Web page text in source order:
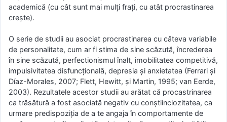
academică (cu cât sunt mai mulți frați, cu atât procrastinarea
crește).
O serie de studii au asociat procrastinarea cu câteva variabile
de personalitate, cum ar fi stima de sine scăzută, încrederea
în sine scăzută, perfectionismul înalt, imobilitatea competitivă,
impulsivitatea disfuncțională, depresia și anxietatea (Ferrari și
Díaz-Morales, 2007; Flett, Hewitt, și Martin, 1995; van Eerde,
2003). Rezultatele acestor studii au arătat că procastrinarea
ca trăsătură a fost asociată negativ cu conștiinciozitatea, ca
urmare predispoziția de a te angaja în comportamente de